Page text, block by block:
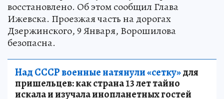
восстановлено. Об этом сообщил Глава
Ижевска. Проезжая часть на дорогах
Дзержинского, 9 Января, Ворошилова
безопасна.
Над СССР военные натянули «сетку»для
пришельцев: как страна 13 лет тайно
искала и изучала инопланетных гостей